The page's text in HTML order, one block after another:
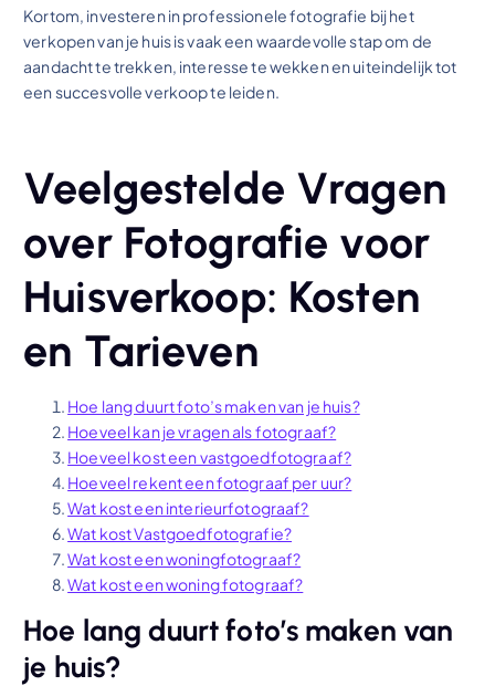
Kortom, investeren in professionele fotografie bij het
verkopen van je huis is vaak een waardevolle stap om de
aandacht te trekken, interesse te wekken en uiteindelijk tot
een succesvolle verkoop te leiden.
Veelgestelde Vragen
over Fotografie voor
Huisverkoop: Kosten
en Tarieven
Hoe lang duurt foto’s maken van je huis?
Hoeveel kan je vragen als fotograaf?
Hoeveel kost een vastgoedfotograaf?
Hoeveel rekent een fotograaf per uur?
Wat kost een interieurfotograaf?
Wat kost Vastgoedfotografie?
Wat kost een woningfotograaf?
Wat kost een woning fotograaf?
Hoe lang duurt foto’s maken van
je huis?